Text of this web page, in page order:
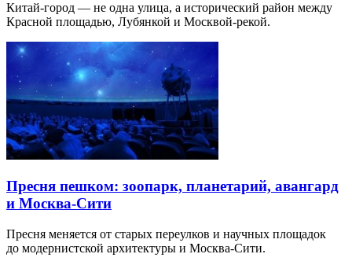
Китай-город — не одна улица, а исторический район между
Красной площадью, Лубянкой и Москвой-рекой.
Пресня пешком: зоопарк, планетарий, авангард
и Москва-Сити
Пресня меняется от старых переулков и научных площадок
до модернистской архитектуры и Москва-Сити.